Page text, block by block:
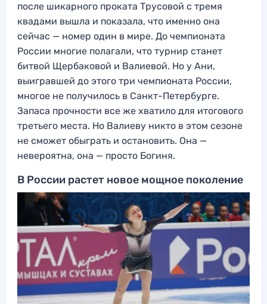
после шикарного проката Трусовой с тремя
квадами вышла и показала, что именно она
сейчас — номер один в мире. До чемпионата
России многие полагали, что турнир станет
битвой Щербаковой и Валиевой. Но у Ани,
выигравшей до этого три чемпионата России,
многое не получилось в Санкт-Петербурге.
Запаса прочности все же хватило для итогового
третьего места. Но Валиеву никто в этом сезоне
не сможет обыграть и остановить. Она —
невероятна, она — просто Богиня.
В России растет новое мощное поколение